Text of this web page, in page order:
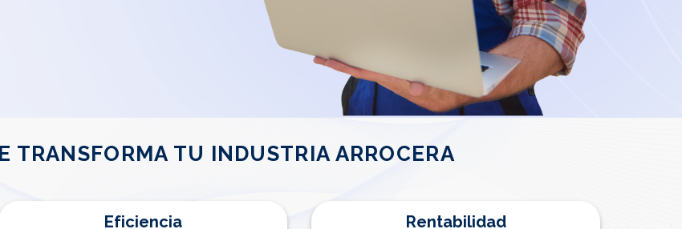
TRANSFORMA TU INDUSTRIA ARROCERA
Eficiencia Rentabilidad